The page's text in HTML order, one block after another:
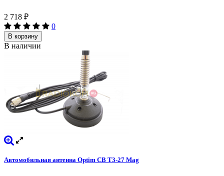
2 718 ₽
0
В корзину
В наличии
Автомобильная антенна Optim CB T3-27 Mag